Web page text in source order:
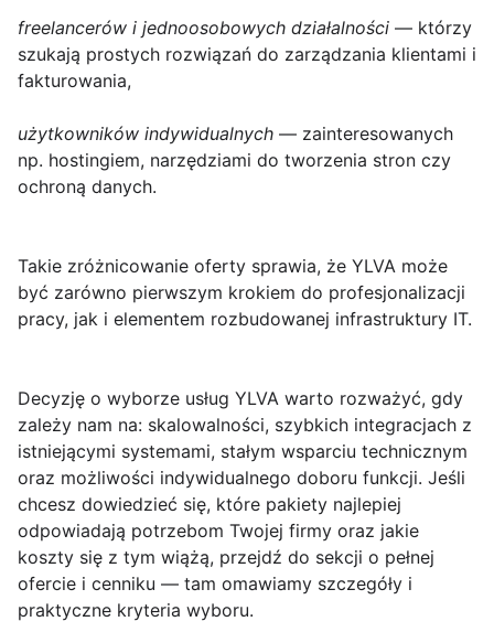
freelancerów i jednoosobowych działalności — którzy
szukają prostych rozwiązań do zarządzania klientami i
fakturowania,
użytkowników indywidualnych — zainteresowanych
np. hostingiem, narzędziami do tworzenia stron czy
ochroną danych.
Takie zróżnicowanie oferty sprawia, że YLVA może
być zarówno pierwszym krokiem do profesjonalizacji
pracy, jak i elementem rozbudowanej infrastruktury IT.
Decyzję o wyborze usług YLVA warto rozważyć, gdy
zależy nam na: skalowalności, szybkich integracjach z
istniejącymi systemami, stałym wsparciu technicznym
oraz możliwości indywidualnego doboru funkcji. Jeśli
chcesz dowiedzieć się, które pakiety najlepiej
odpowiadają potrzebom Twojej firmy oraz jakie
koszty się z tym wiążą, przejdź do sekcji o pełnej
ofercie i cenniku — tam omawiamy szczegóły i
praktyczne kryteria wyboru.